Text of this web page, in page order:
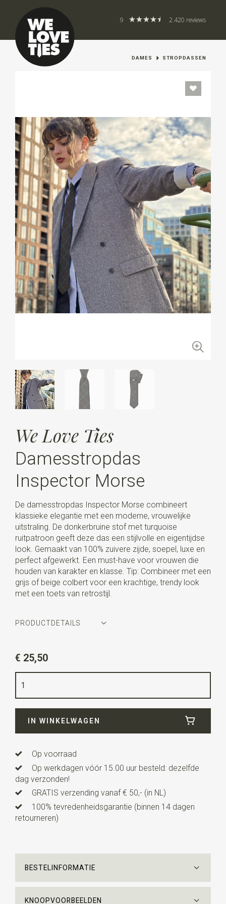
9 2.420 reviews
DAMES STROPDASSEN
We Love Ties
Damesstropdas
Inspector Morse
De damesstropdas Inspector Morse combineert
klassieke elegantie met een moderne, vrouwelijke
uitstraling. De donkerbruine stof met turquoise
ruitpatroon geeft deze das een stijlvolle en eigentijdse
look. Gemaakt van 100% zuivere zijde, soepel, luxe en
perfect afgewerkt. Een must-have voor vrouwen die
houden van karakter en klasse. Tip: Combineer met een
grijs of beige colbert voor een krachtige, trendy look
met een toets van retrostijl.
PRODUCTDETAILS
bruin / turquoise
Kwaliteit
Lengteca. 143 cm
€ 25,50
IN WINKELWAGEN
Op voorraad
Op werkdagen vóór 15.00 uur besteld: dezelfde
dag verzonden!
GRATIS verzending vanaf € 50,- (in NL)
100% tevredenheidsgarantie (binnen 14 dagen
retourneren)
BESTELINFORMATIE
KNOOPVOORBEELDEN